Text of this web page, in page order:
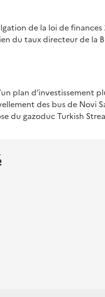
de la loi de finances
du taux directeur de la
plan d’investissement
des bus de Novi
du gazoduc Turkish